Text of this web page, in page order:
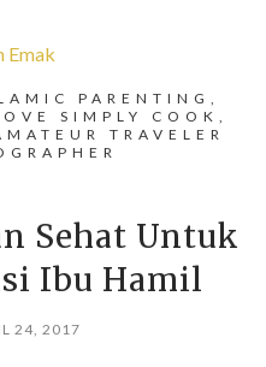
Emak
PARENTING,
SIMPLY COOK,
TRAVELER
Sehat Untuk
Ibu Hamil
24, 2017